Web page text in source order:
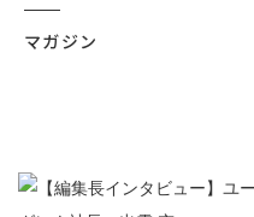
マガジン